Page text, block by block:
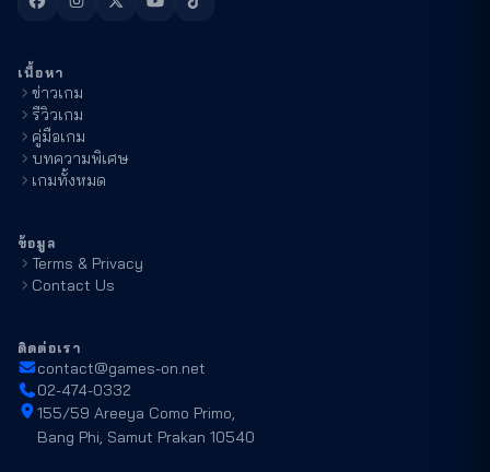
เนื้อหา
ข่าวเกม
รีวิวเกม
คู่มือเกม
บทความพิเศษ
เกมทั้งหมด
ข้อมูล
Terms & Privacy
Contact Us
ติดต่อเรา
contact@games-on.net
02-474-0332
155/59 Areeya Como Primo,
Bang Phi, Samut Prakan 10540